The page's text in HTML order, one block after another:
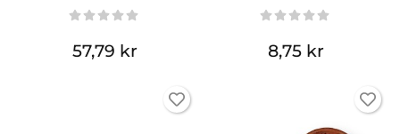
57,79 kr 8,75 kr